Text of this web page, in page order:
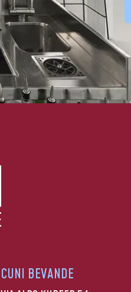
CUNI BEVANDE